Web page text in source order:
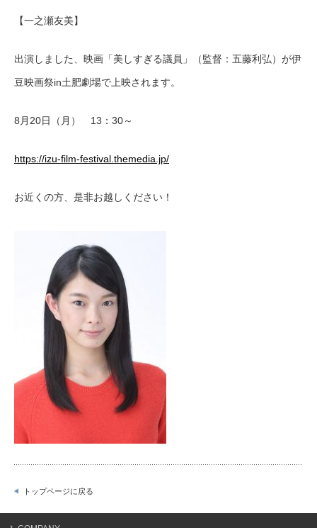
【一之瀬友美】
出演しました、映画「美しすぎる議員」（監督：五藤利弘）が伊
豆映画祭in土肥劇場で上映されます。
8月20日（月） 13：30～
https://izu-film-festival.themedia.jp/
お近くの方、是非お越しください！
トップページに戻る